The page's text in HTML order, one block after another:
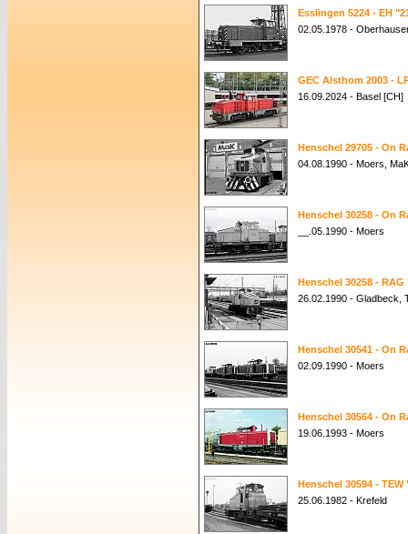
Esslingen 5224 - EH
02.05.1978 -
GEC Alsthom 2003 -
16.09.2024 - Basel [CH]
Henschel 29705 - On
04.08.1990 - Moers,
Henschel 30258 - On
__.05.1990 - Moers
Henschel 30258 - RAG
26.02.1990 - Gladbeck,
Henschel 30541 - On
02.09.1990 - Moers
Henschel 30564 - On
19.06.1993 - Moers
Henschel 30594 - TEW
25.06.1982 - Krefeld